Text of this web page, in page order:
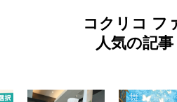
コクリコ フ
人気の記